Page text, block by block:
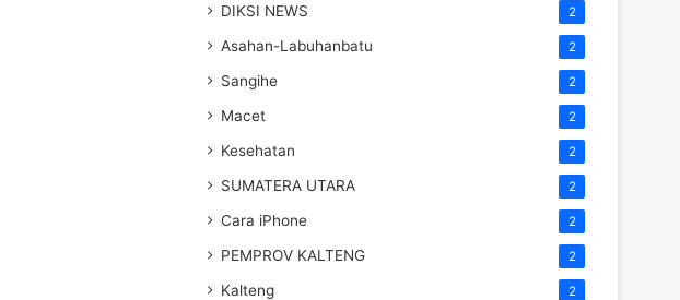
DIKSI NEWS 2
Asahan-Labuhanbatu 2
Sangihe 2
Macet 2
Kesehatan 2
SUMATERA UTARA 2
Cara iPhone 2
PEMPROV KALTENG 2
Kalteng 2